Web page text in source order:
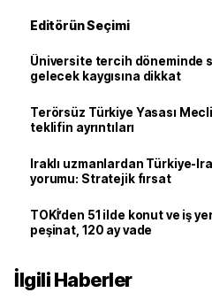
Editörün Seçimi
Üniversite tercih döneminde
gelecek kaygısına dikkat
Terörsüz Türkiye Yasası
teklifin ayrıntıları
Iraklı uzmanlardan Türkiye-
yorumu: Stratejik fırsat
TOKİ’den 51 ilde konut ve iş
peşinat, 120 ay vade
İlgili Haberler